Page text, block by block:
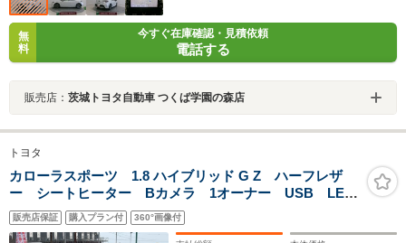
無
料
今すぐ在庫確認・見積依頼
電話する
販売店： 茨城トヨタ自動車 つくば学園の森店
トヨタ
カローラスポーツ 1.8 ハイブリッド G Z ハーフレザ
ー シートヒーター Bカメラ 1オーナー USB LED
ライト サイドエアバック スマートキーシステム
TV 地デジ 盗難防止 DVD デュアルエアバッグ
販売店保証 購入プラン付 360°画像付